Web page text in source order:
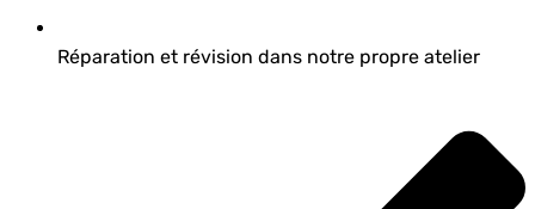
Réparation et révision dans notre propre atelier